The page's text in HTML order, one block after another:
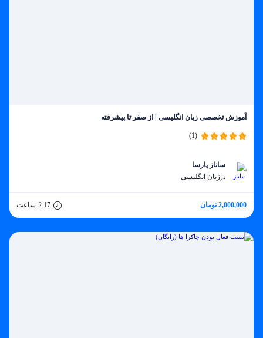
آموزش تخصصی زبان انگلیسی | از صفر تا پیشرفته
(1)
ساناز پارسا
در زبان انگلیسی
2,000,000 تومان 2:17 ساعت